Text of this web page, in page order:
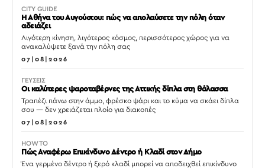
CITY GUIDE
Η Αθήνα του Αυγούστου: πώς να απολαύσετε την πόλη όταν
αδειάζει
Λιγότερη κίνηση, λιγότερος κόσμος, περισσότερος χώρος για να
ανακαλύψετε ξανά την πόλη σας
07|08|2026
ΓΕΥΣΕΙΣ
Οι καλύτερες ψαροταβέρνες της Αττικής δίπλα στη θάλασσα
Τραπέζι πάνω στην άμμο, φρέσκο ψάρι και το κύμα να σκάει δίπλα
σου — δεν χρειάζεται πλοίο για διακοπές
07|08|2026
HOW TO
Πώς Αναφέρω Επικίνδυνο Δέντρο ή Κλαδί στον Δήμο
Ένα γερμένο δέντρο ή ξερό κλαδί μπορεί να αποδειχθεί επικίνδυνο